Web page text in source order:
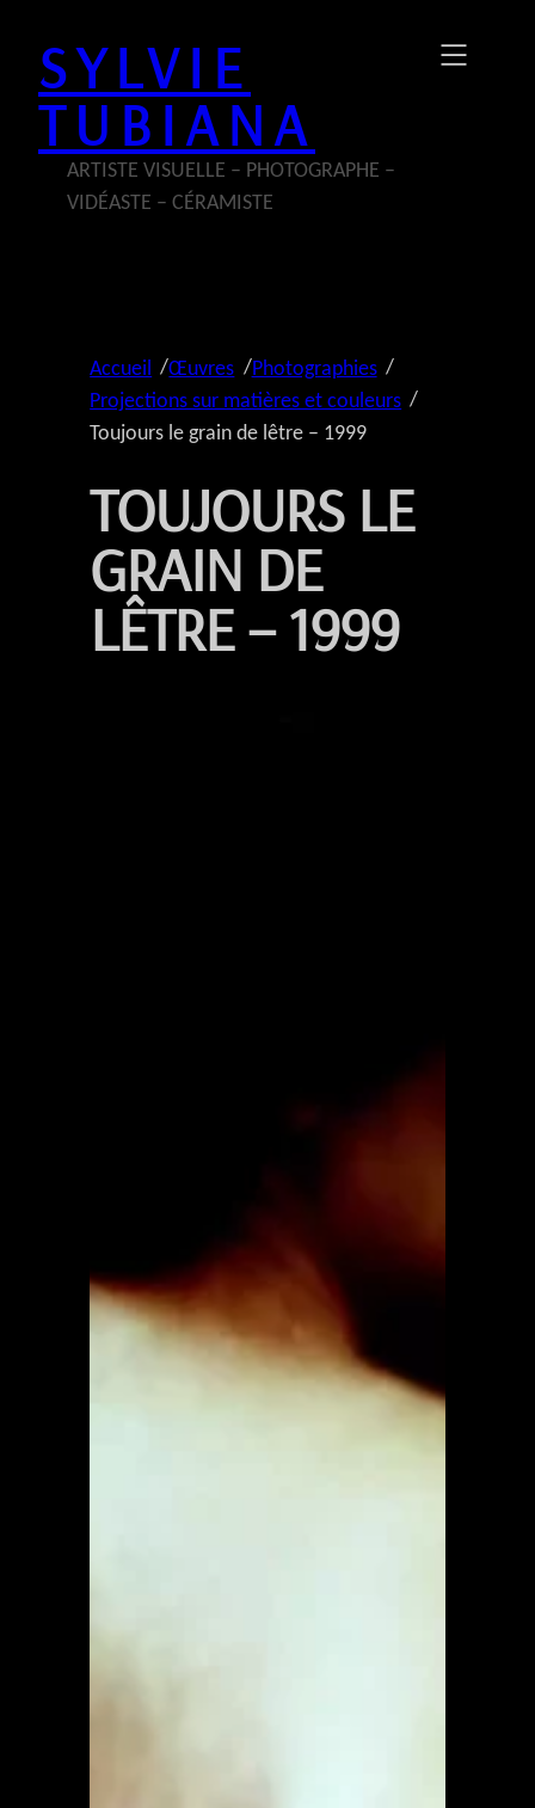
contenu
SYLVIE
TUBIANA
ARTISTE VISUELLE – PHOTOGRAPHE –
VIDÉASTE – CÉRAMISTE
Accueil /Œuvres /Photographies /
Projections sur matières et couleurs /
Toujours le grain de lêtre – 1999
TOUJOURS LE
GRAIN DE
LÊTRE – 1999